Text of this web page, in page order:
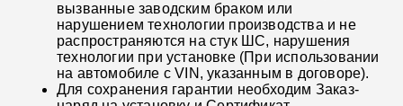
вызванные заводским браком или
нарушением технологии производства и не
распространяются на стук ШС, нарушения
технологии при установке (При использовании
на автомобиле с VIN, указанным в договоре).
Для сохранения гарантии необходим Заказ-